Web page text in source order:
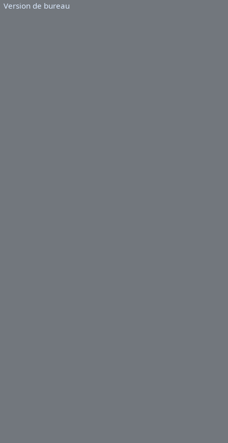
Version de bureau